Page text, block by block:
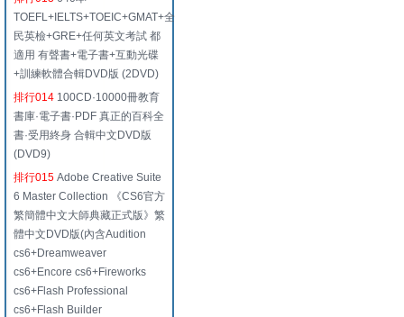
TOEFL+IELTS+TOEIC+GMAT+全
民英檢+GRE+任何英文考試 都
適用 有聲書+電子書+互動光碟
+訓練軟體合輯DVD版 (2DVD)
排行014 100CD·10000冊教育
書庫·電子書·PDF 真正的百科全
書·受用終身 合輯中文DVD版
(DVD9)
排行015 Adobe Creative Suite
6 Master Collection 《CS6官方
繁簡體中文大師典藏正式版》繁
體中文DVD版(內含Audition
cs6+Dreamweaver
cs6+Encore cs6+Fireworks
cs6+Flash Professional
cs6+Flash Builder